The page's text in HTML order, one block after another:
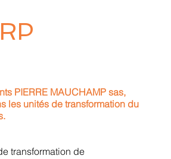
PIERRE MAUCHAMP sas,
les unités de transformation du
transformation de